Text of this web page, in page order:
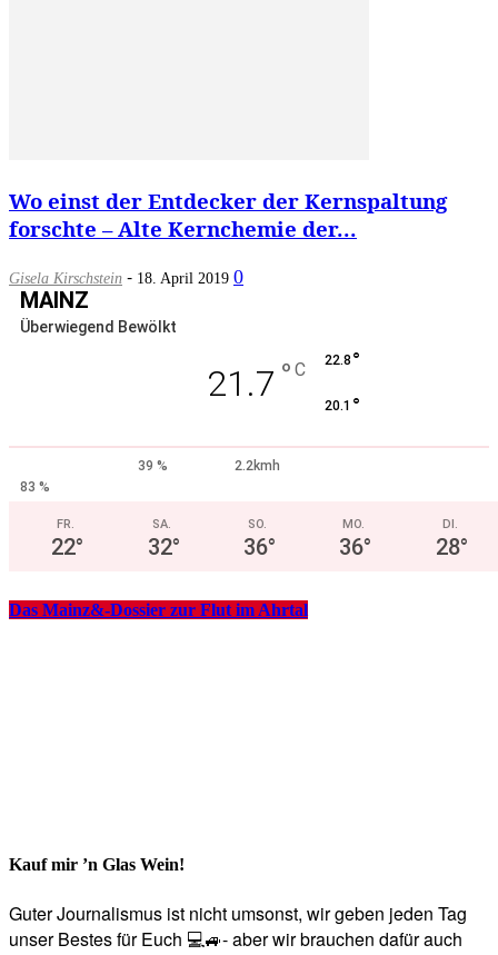
Wo einst der Entdecker der Kernspaltung
forschte – Alte Kernchemie der...
Gisela Kirschstein - 18. April 2019 0
MAINZ
Überwiegend Bewölkt
21.7 ° C 22.8 °
20.1 °
39 %
2.2kmh
83 %
FR.
22°
SA.
32°
SO.
36°
MO.
36°
DI.
28°
Das Mainz&-Dossier zur Flut im Ahrtal
Kauf mir ’n Glas Wein!
Guter Journalismus ist nicht umsonst, wir geben jeden Tag
unser Bestes für Euch 💻🚙- aber wir brauchen dafür auch